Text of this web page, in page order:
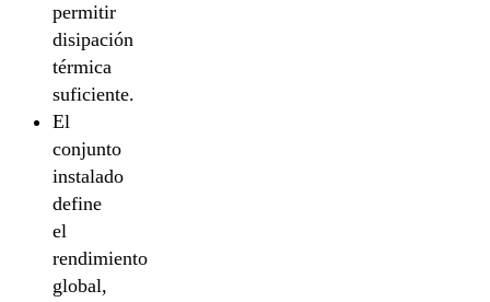
permitir
disipación
térmica
suficiente.
El
conjunto
instalado
define
el
rendimiento
global,